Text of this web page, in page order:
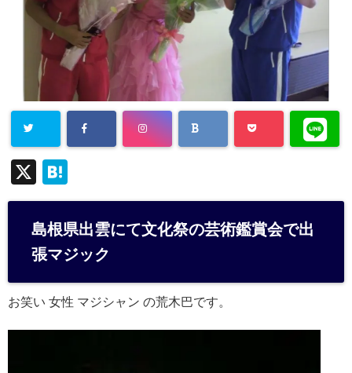
X
at
e
n
島根県出雲にて文化祭の芸術鑑賞会で出
張マジック
お笑い 女性 マジシャン の荒木巴です。